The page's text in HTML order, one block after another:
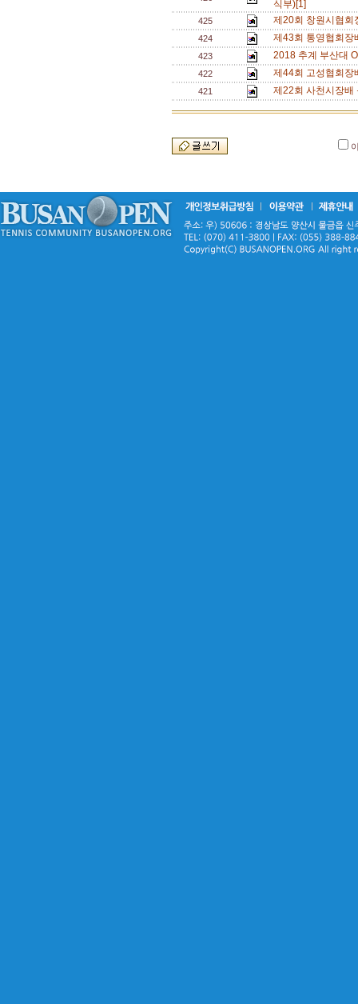
식부)[1]
425 제20회 창원시협
424 제43회 통영협회
423 2018 추계 부산대
422 제44회 고성협회
421 제22회 사천시장